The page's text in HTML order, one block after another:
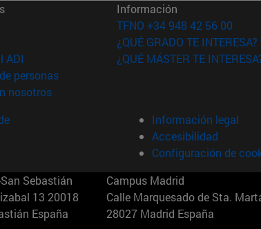
(abre en nueva ventana)
en nueva ventana)
ADI (abre en nueva ventana)
personas(abre en nueva ventana)
nosotros(abre en nueva ventana)
Información
TFNO +34 948 42 56 00
¿QUÉ GRADO TE INTERESA?
¿QUÉ MÁSTER TE
Información legal
Accesibilidad
Configuración de
Sebastián
13 20018
España
Campus Madrid
Calle Marquesado de Sta.
28027 Madrid España